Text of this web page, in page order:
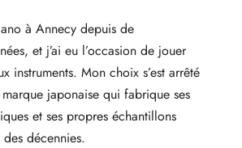
à Annecy depuis de
et j’ai eu l’occasion de jouer
instruments. Mon choix s’est arrêté
japonaise qui fabrique ses
et ses propres échantillons
décennies.